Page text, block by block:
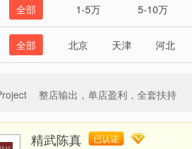
全部 1-5万 5-10万
全部 北京 天津 河北
河南
湖北 湖南
整店输出，单店盈利，全套扶持
精武陈真 已认证